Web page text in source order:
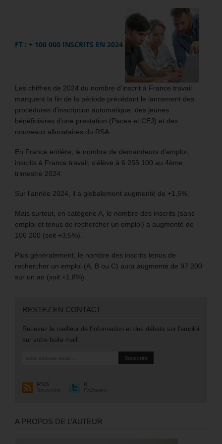
FT : + 100 000 INSCRITS EN 2024
Les chiffres de 2024 du nombre d’inscrit à France travail
marquent la fin de la période précédant le lancement des
procédures d’inscription automatique, des jeunes
bénéficiaires d’une prestation (Pacea et CEJ) et des
nouveaux allocataires du RSA.
En France entière, le nombre de demandeurs d’emploi,
inscrits à France travail, s’élève à 6 255 100 au 4ème
trimestre 2024.
Sur l’année 2024, il a globalement augmenté de +1,5%.
Mais surtout, en catégorie A, le nombre des inscrits (sans
emploi et tenus de rechercher un emploi) a augmenté de
106 200 (soit +3,5%).
Plus généralement, le nombre des inscrits tenus de
rechercher un emploi (A, B ou C) aura augmenté de 97 200
sur un an (soit +1,8%).
RESTEZ EN CONTACT
Recevez le meilleur de l'information et des débats sur l'emploi
sur votre boite mail.
RSS
Souscrire
0
Followers
A PROPOS DE L’AUTEUR